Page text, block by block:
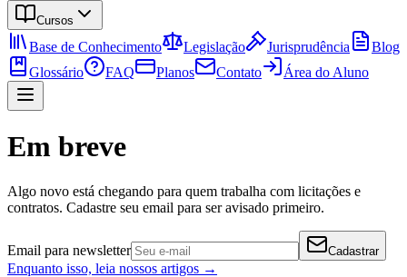
Cursos
Base de Conhecimento Legislação Jurisprudência
Blog
Glossário
FAQ Planos Contato Área do Aluno
Em breve
Algo novo está chegando para quem trabalha com licitações e
contratos. Cadastre seu email para ser avisado primeiro.
Email para newsletter Cadastrar
Enquanto isso, leia nossos artigos →